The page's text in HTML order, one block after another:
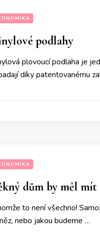
podlahy
plovoucí podlaha je
díky patentovanému
dům by měl
to není všechno!
nebo jakou budeme …